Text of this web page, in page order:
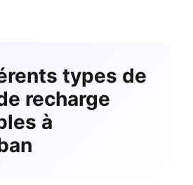
types de
recharge
à